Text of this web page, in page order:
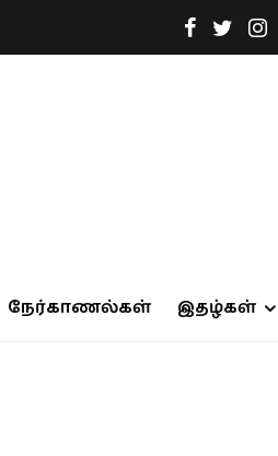
நேர்காணல்கள் இதழ்கள்